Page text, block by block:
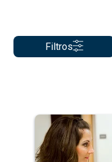
Filtros